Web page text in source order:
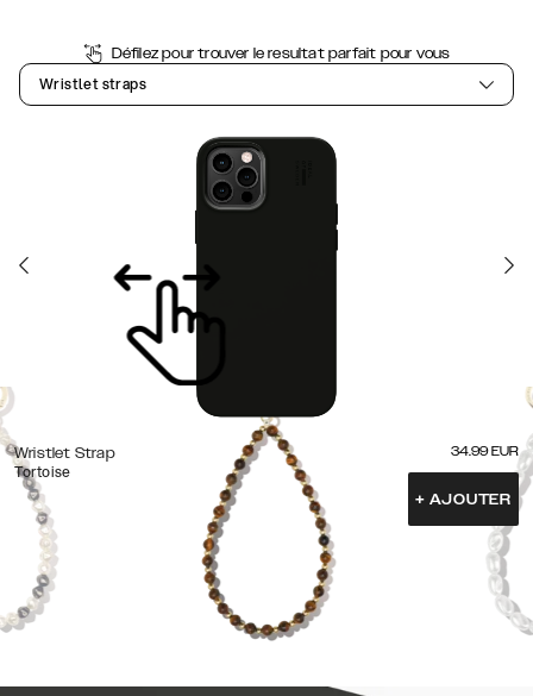
Défilez pour trouver le resultat parfait pour vous
Wristlet straps
Wristlet Strap
Tortoise
34.99 EUR
+ AJOUTER